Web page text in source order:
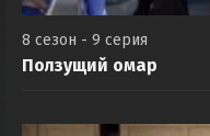
8 сезон - 9 серия
Ползущий омар